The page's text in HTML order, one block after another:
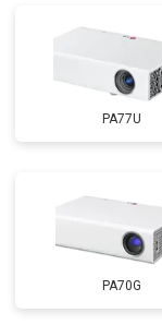
PA77U
PA70G